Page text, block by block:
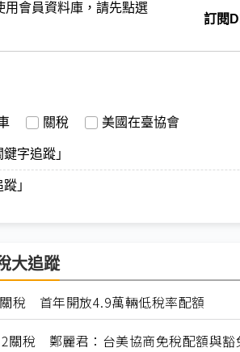
會員資料庫，請先點選
訂閱
關稅 美國在臺協會
字追蹤」
」
大追蹤
稅 首年開放4.9萬輛低稅率配額
關稅 鄭麗君：台美協商免稅配額與豁